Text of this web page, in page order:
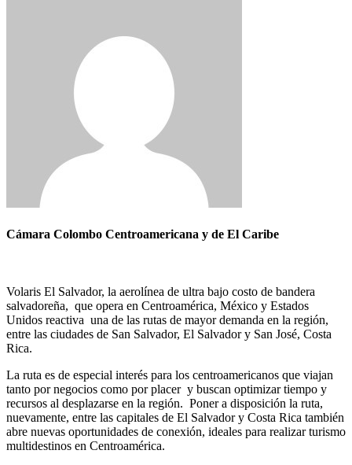
Cámara Colombo Centroamericana y de El Caribe
Volaris El Salvador, la aerolínea de ultra bajo costo de bandera
salvadoreña, que opera en Centroamérica, México y Estados
Unidos reactiva una de las rutas de mayor demanda en la región,
entre las ciudades de San Salvador, El Salvador y San José, Costa
Rica.
La ruta es de especial interés para los centroamericanos que viajan
tanto por negocios como por placer y buscan optimizar tiempo y
recursos al desplazarse en la región. Poner a disposición la ruta,
nuevamente, entre las capitales de El Salvador y Costa Rica también
abre nuevas oportunidades de conexión, ideales para realizar turismo
multidestinos en Centroamérica.